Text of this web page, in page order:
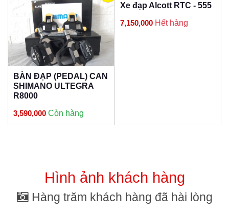
BÀN ĐẠP (PEDAL) CAN
SHIMANO ULTEGRA
R8000
3,590,000 Còn hàng
Xe đạp Alcott RTC - 555
7,150,000 Hết hàng
Hình ảnh khách hàng
Hàng trăm khách hàng đã hài lòng